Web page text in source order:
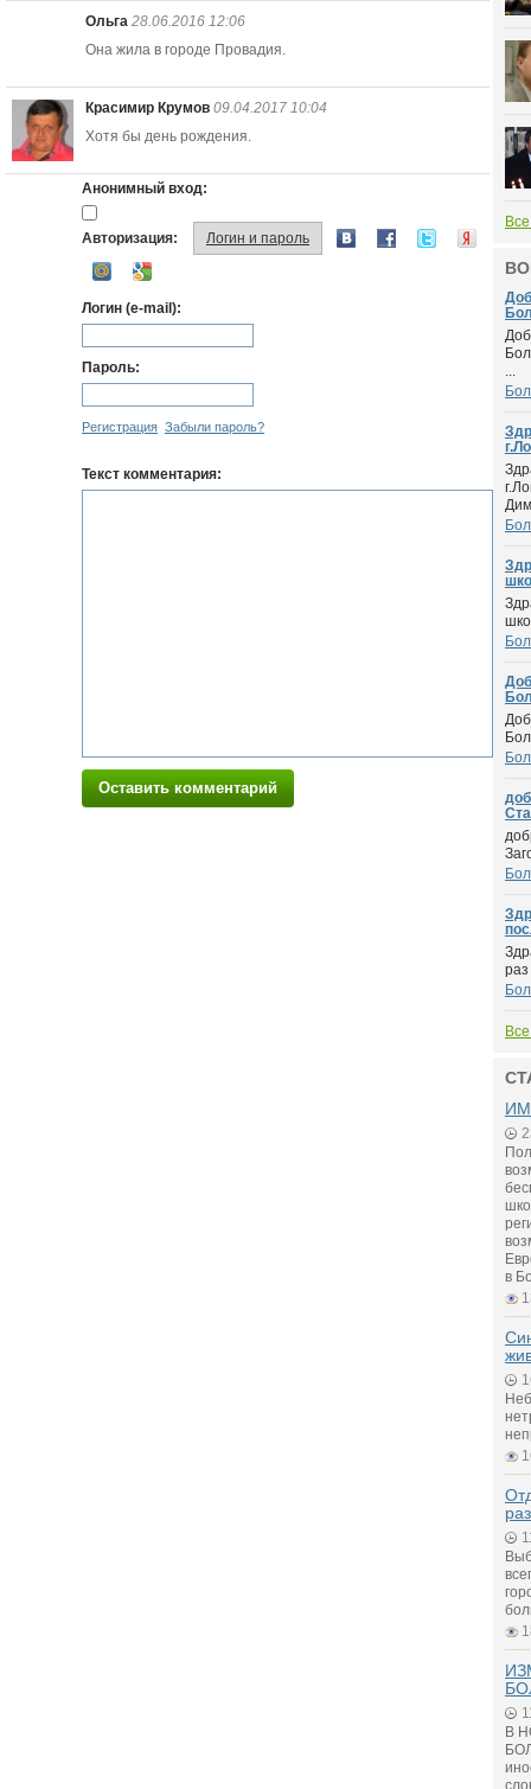
Ольга 28.06.2016 12:06
Она жила в городе Провадия.
Красимир Крумов 09.04.2017 10:04
Хотя бы день рождения.
Анонимный вход:
Авторизация: Логин и пароль
Логин (e-mail):
Пароль:
Регистрация Забыли пароль?
Текст комментария:
Оставить комментарий
...
в
В